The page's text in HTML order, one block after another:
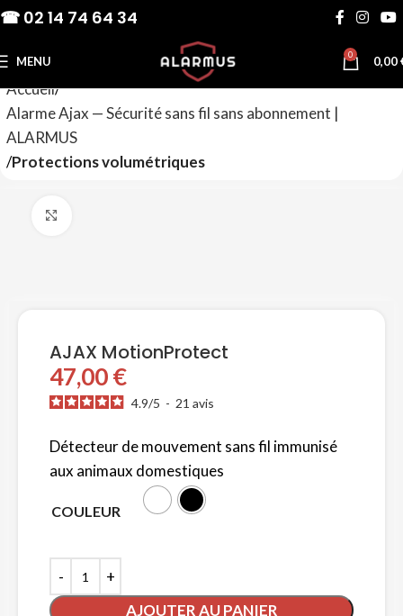
☎ 02 14 74 64 34
MENU 0 0,00
Accueil
Alarme Ajax — Sécurité sans fil sans abonnement |
ALARMUS
Protections volumétriques
AJAX MotionProtect
47,00€
4.9/5 - 21 avis
Détecteur de mouvement sans fil immunisé
aux animaux domestiques
COULEUR
AJOUTER AU PANIER